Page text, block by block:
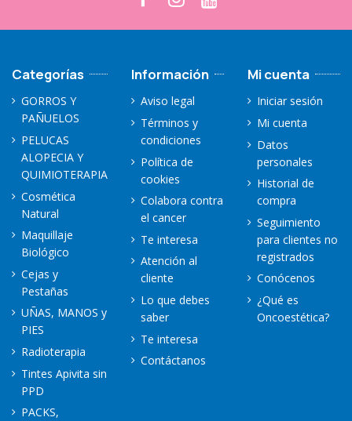
Categorías
GORROS Y
PAÑUELOS
PELUCAS
ALOPECIA Y
QUIMIOTERAPIA
Cosmética
Natural
Maquillaje
Biológico
Cejas y
Pestañas
UÑAS, MANOS y
PIES
Radioterapia
Tintes Apivita sin
PPD
PACKS,
Información
Aviso legal
Términos y
condiciones
Política de
cookies
Colabora contra
el cancer
Te interesa
Atención al
cliente
Lo que debes
saber
Te interesa
Contáctanos
Mi cuenta
Iniciar sesión
Mi cuenta
Datos
personales
Historial de
compra
Seguimiento
para clientes no
registrados
Conócenos
¿Qué es
Oncoestética?